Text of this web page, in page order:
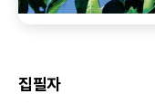
집필자